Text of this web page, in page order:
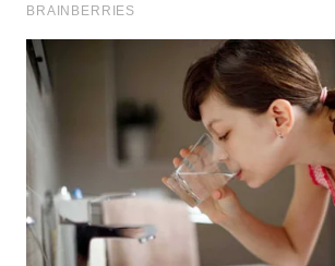
muçarela firme para derreter
elasticidade;
caldo de carne caseiro ou pronto
batata bem sequinha para resistir
molho quente.
Vale fazer poutine em